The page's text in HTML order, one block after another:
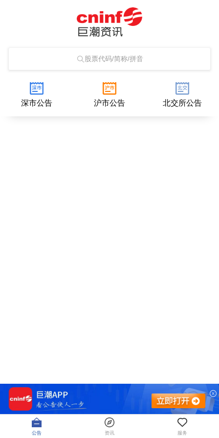
股票代码/简称/拼音
深市公告 沪市公告 北交所公告
公告 资讯 服务